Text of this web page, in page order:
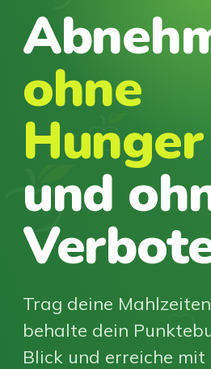
ohne
Hunger
und
Trag deine
behalte dein
Blick und erreiche mit